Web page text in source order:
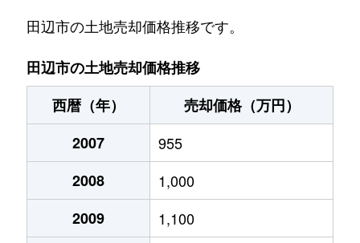
上の山
160万円
江川
150万円
上秋津
300万円 紀伊田辺
上秋津
820万円
上芳養
25万円
北新町
1,200万円
田辺市の土地売却価格推移です。
田辺市の土地売却価格推移
西暦（年）
売却価格（万円）
2007
955
2008
1,000
2009
1,100